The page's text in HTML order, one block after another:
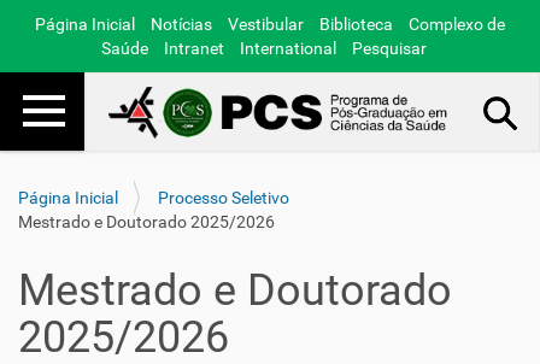
Página Inicial Notícias Vestibular Biblioteca
Complexo de
Saúde
Intranet International Pesquisar
Toggle navigation
Página Inicial
Processo Seletivo
Mestrado e Doutorado 2025/2026
Mestrado e Doutorado
2025/2026